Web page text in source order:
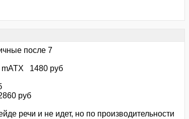
после 7
mATX 1480 руб
руб
речи и не идет, но по производительности